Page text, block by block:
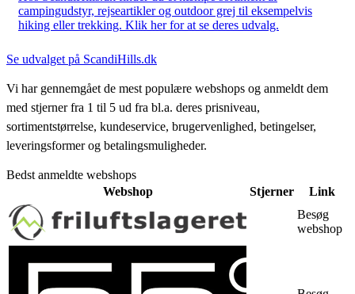
campingudstyr, rejseartikler og outdoor grej til eksempelvis
hiking eller trekking. Klik her for at se deres udvalg.
Se udvalget på ScandiHills.dk
Vi har gennemgået de mest populære webshops og anmeldt dem
med stjerner fra 1 til 5 ud fra bl.a. deres prisniveau,
sortimentstørrelse, kundeservice, brugervenlighed, betingelser,
leveringsformer og betalingsmuligheder.
Bedst anmeldte webshops
Webshop
Stjerner
Link
Besøg
webshop